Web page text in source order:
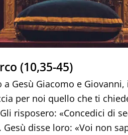
(10,35-45)
Gesù Giacomo e
per noi quello che ti
risposero: «Concedici di
disse loro: «Voi non